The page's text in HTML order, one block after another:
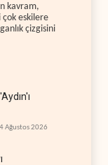
kavram,
çok eskilere
çizgisini
Ağustos 2026